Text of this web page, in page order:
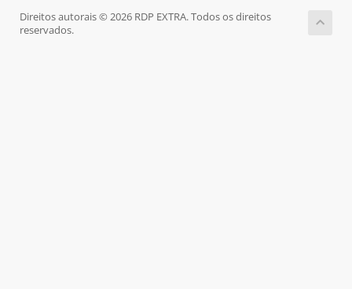
Direitos autorais © 2026 RDP EXTRA. Todos os direitos
reservados.